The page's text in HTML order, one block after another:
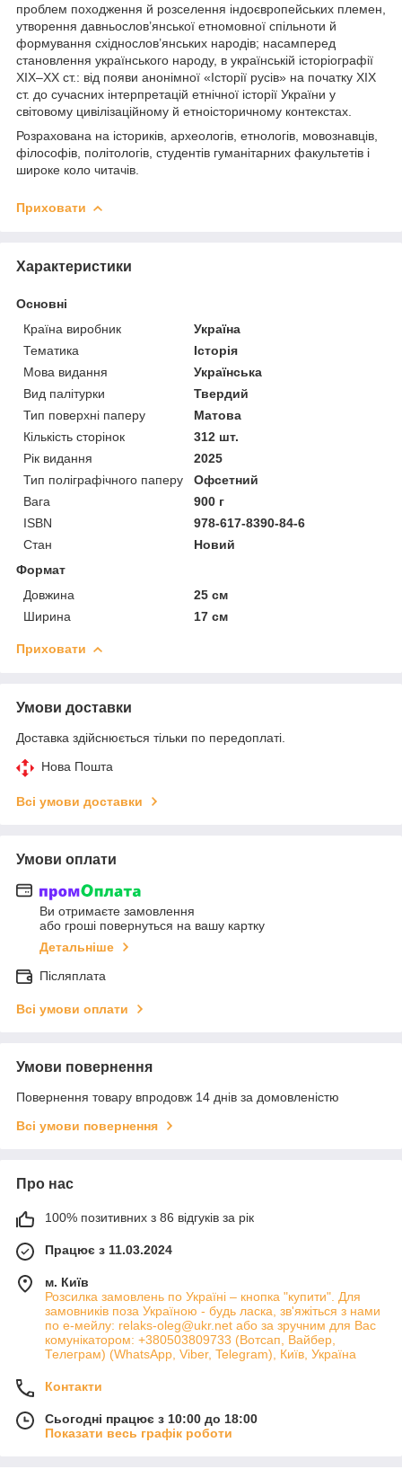
проблем походження й розселення індоєвропейських племен,
утворення давньослов’янської етномовної спільноти й
формування східнослов’янських народів; насамперед
становлення українського народу, в українській історіографії
ХІХ–ХХ ст.: від появи анонімної «Історії русів» на початку ХІХ
ст. до сучасних інтерпретацій етнічної історії України у
світовому цивілізаційному й етноісторичному контекстах.
Розрахована на істориків, археологів, етнологів, мовознавців,
філософів, політологів, студентів гуманітарних факультетів і
широке коло читачів.
Приховати
Характеристики
Основні
Країна виробник
Україна
Тематика
Історія
Мова видання
Українська
Вид палітурки
Твердий
Тип поверхні паперу
Матова
Кількість сторінок
312 шт.
Рік видання
2025
Тип поліграфічного паперу
Офсетний
Вага
900 г
ISBN
978-617-8390-84-6
Стан
Новий
Формат
Довжина
25 см
Ширина
17 см
Приховати
Умови доставки
Доставка здійснюється тільки по передоплаті.
Нова Пошта
Всі умови доставки
Умови оплати
Ви отримаєте замовлення
або гроші повернуться на вашу картку
Детальніше
Післяплата
Всі умови оплати
Умови повернення
Повернення товару впродовж 14 днів за домовленістю
Всі умови повернення
Про нас
100% позитивних з 86 відгуків за рік
Працює з 11.03.2024
м. Київ
Розсилка замовлень по Україні – кнопка "купити". Для
замовників поза Україною - будь ласка, зв'яжіться з нами
по е-мейлу: relaks-oleg@ukr.net або за зручним для Вас
комунікатором: +380503809733 (Вотсап, Вайбер,
Телеграм) (WhatsApp, Viber, Telegram), Київ, Україна
Контакти
Сьогодні працює з 10:00 до 18:00
Показати весь графік роботи